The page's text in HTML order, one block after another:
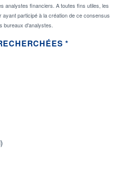
analystes financiers. A toutes fins utiles, les
participé à la création de ce consensus
bureaux d'analystes.
*